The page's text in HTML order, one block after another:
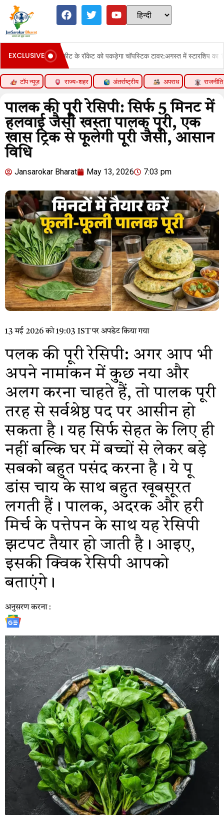
EXCLUSIVE
को पकड़ेगा चॉपस्टिक टावर:अगस्त में स्टारशिप का 14वां टेस्ट करेगी स्पेसएक्स; मस्क
टॉप न्यूज़ राज्य-शहर अंतर्राष्ट्रीय अपराध राजनीति
पालक की पूरी रेसिपी: सिर्फ 5 मिनट में
हलवाई जैसी खस्ता पालक पूरी, एक
खास ट्रिक से फूलेगी पूरी जैसी, आसान
विधि
Jansarokar Bharat May 13, 2026 7:03 pm
13 मई 2026 को 19:03 IST पर अपडेट किया गया
पलक की पूरी रेसिपी: अगर आप भी
अपने नामांकन में कुछ नया और
अलग करना चाहते हैं, तो पालक पूरी
तरह से सर्वश्रेष्ठ पद पर आसीन हो
सकता है। यह सिर्फ सेहत के लिए ही
नहीं बल्कि घर में बच्चों से लेकर बड़े
सबको बहुत पसंद करना है। ये पू
डांस चाय के साथ बहुत खूबसूरत
लगती हैं। पालक, अदरक और हरी
मिर्च के पत्तेपन के साथ यह रेसिपी
झटपट तैयार हो जाती है। आइए,
इसकी क्विक रेसिपी आपको
बताएंगे।
अनुसरण करना :